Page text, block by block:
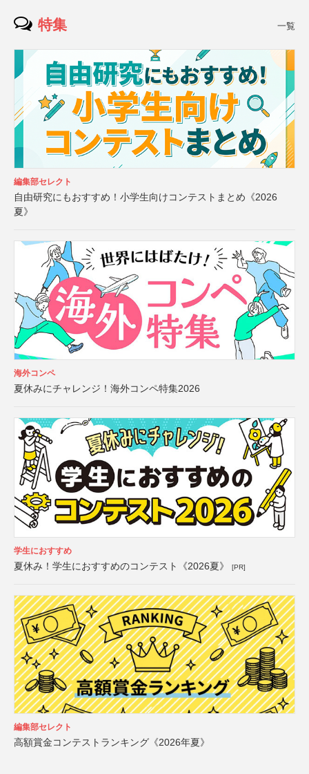
特集 一覧
編集部セレクト
自由研究にもおすすめ！小学生向けコンテストまとめ《2026
夏》
海外コンペ
夏休みにチャレンジ！海外コンペ特集2026
学生におすすめ
夏休み！学生におすすめのコンテスト《2026夏》 [PR]
編集部セレクト
高額賞金コンテストランキング《2026年夏》